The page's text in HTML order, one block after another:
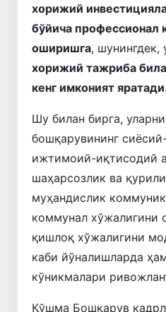
хорижий
бўйича профессионал
оширишга, шунингдек,
хорижий тажриба
кенг имконият
Шу билан бирга,
бошқарувининг
ижтимоий-иқтисодий
шаҳарсозлик ва
муҳандислик
коммунал хўжалигини
қишлоқ хўжалигини
каби йўналишларда
кўникмалари
Қўшма Бошқарув